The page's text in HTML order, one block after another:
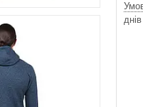
днів